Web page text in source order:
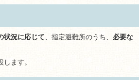
状況に応じて 、指定避難所のうち、 必要な
ます。